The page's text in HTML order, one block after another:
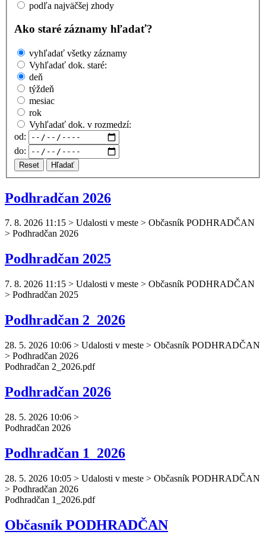
podľa najväčšej zhody
Ako staré záznamy hľadať?
vyhľadať všetky záznamy
Vyhľadať dok. staré:
deň
týždeň
mesiac
rok
Vyhľadať dok. v rozmedzí:
od:
do:
Reset Hľadať
Podhradčan 2026
7. 8. 2026 11:15 > Udalosti v meste > Občasník PODHRADČAN
> Podhradčan 2026
Podhradčan 2025
7. 8. 2026 11:15 > Udalosti v meste > Občasník PODHRADČAN
> Podhradčan 2025
Podhradčan 2_2026
28. 5. 2026 10:06 > Udalosti v meste > Občasník PODHRADČAN
> Podhradčan 2026
Podhradčan 2_2026.pdf
Podhradčan 2026
28. 5. 2026 10:06 >
Podhradčan 2026
Podhradčan 1_2026
28. 5. 2026 10:05 > Udalosti v meste > Občasník PODHRADČAN
> Podhradčan 2026
Podhradčan 1_2026.pdf
Občasník PODHRADČAN